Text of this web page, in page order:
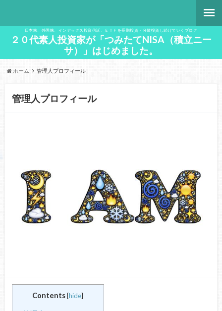
日本株、外国株、インデックス投資信託、ＥＴＦを長期投資・分散投資し続けていくブログ
２０代素人投資家が「つみたてNISA（積立ニー
サ）」はじめました。
ホーム 管理人プロフィール
管理人プロフィール
Contents [hide]